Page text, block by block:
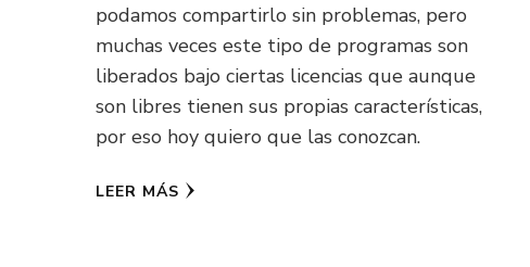
podamos compartirlo sin problemas, pero
muchas veces este tipo de programas son
liberados bajo ciertas licencias que aunque
son libres tienen sus propias características,
por eso hoy quiero que las conozcan.
LEER MÁS